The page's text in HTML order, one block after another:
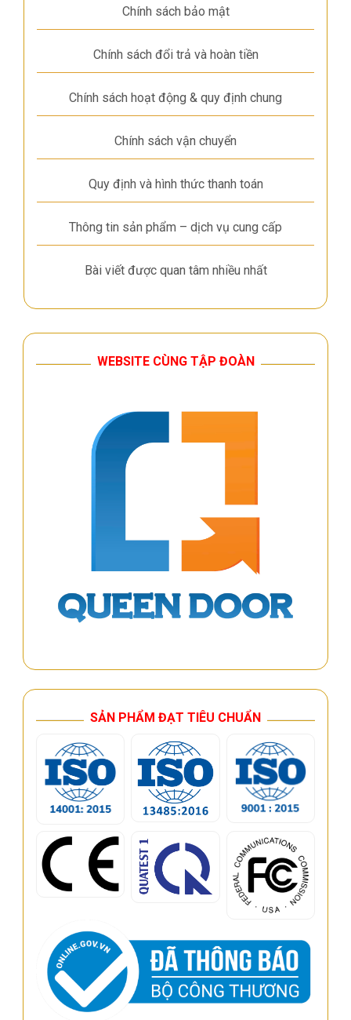
Chính sách bảo mật
Chính sách đổi trả và hoàn tiền
Chính sách hoạt động & quy định chung
Chính sách vận chuyển
Quy định và hình thức thanh toán
Thông tin sản phẩm – dịch vụ cung cấp
Bài viết được quan tâm nhiều nhất
WEBSITE CÙNG TẬP ĐOÀN
SẢN PHẨM ĐẠT TIÊU CHUẨN